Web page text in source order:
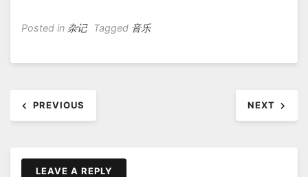
Posted in 杂记 Tagged 音乐
章
PREVIOUS NEXT
LEAVE A REPLY